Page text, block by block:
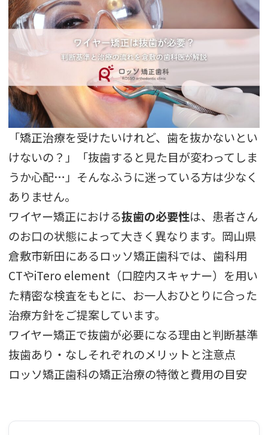
「矯正治療を受けたいけれど、歯を抜かないとい
けないの？」「抜歯すると見た目が変わってしま
うか心配…」そんなふうに迷っている方は少なく
ありません。
ワイヤー矯正における抜歯の必要性は、患者さん
のお口の状態によって大きく異なります。岡山県
倉敷市新田にあるロッソ矯正歯科では、歯科用
CTやiTero element（口腔内スキャナー）を用い
た精密な検査をもとに、お一人おひとりに合った
治療方針をご提案しています。
ワイヤー矯正で抜歯が必要になる理由と判断基準
抜歯あり・なしそれぞれのメリットと注意点
ロッソ矯正歯科の矯正治療の特徴と費用の目安